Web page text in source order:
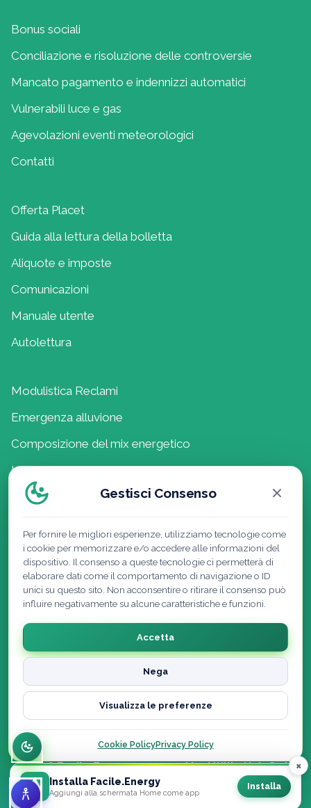
Bonus sociali
Conciliazione e risoluzione delle controversie
Mancato pagamento e indennizzi automatici
Vulnerabili luce e gas
Agevolazioni eventi meteorologici
Contatti
Offerta Placet
Guida alla lettura della bolletta
Aliquote e imposte
Comunicazioni
Manuale utente
Autolettura
Modulistica Reclami
Emergenza alluvione
Composizione del mix energetico
Lavora con noi
Politica della Qualità
Cookie Policy | Privacy Policy |
Dichiarazione di accessibilità
© 2026 Facile.Energy powered by Utility Hub S.r.l. ·
Tutti i diritti riservati
Gestisci Consenso
Per fornire le migliori esperienze, utilizziamo tecnologie come
i cookie per memorizzare e/o accedere alle informazioni del
dispositivo. Il consenso a queste tecnologie ci permetterà di
elaborare dati come il comportamento di navigazione o ID
unici su questo sito. Non acconsentire o ritirare il consenso può
influire negativamente su alcune caratteristiche e funzioni.
Accetta
Nega
Visualizza le preferenze
Cookie PolicyPrivacy Policy
Installa Facile.Energy
Aggiungi alla schermata Home come app
Installa
×